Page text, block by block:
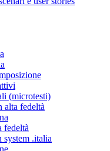
(microtesti)
alta fedeltà
fedeltà
system .italia